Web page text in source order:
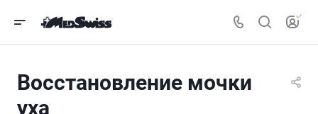
Восстановление мочки
уха